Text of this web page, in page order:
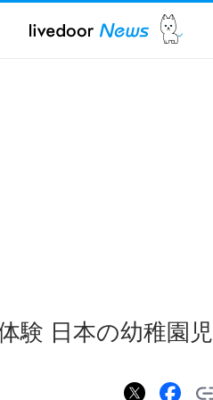
験 日本の幼稚園児